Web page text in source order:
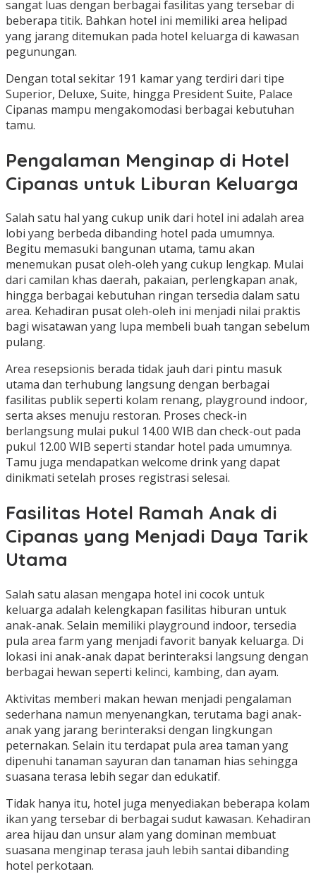
sangat luas dengan berbagai fasilitas yang tersebar di
beberapa titik. Bahkan hotel ini memiliki area helipad
yang jarang ditemukan pada hotel keluarga di kawasan
pegunungan.
Dengan total sekitar 191 kamar yang terdiri dari tipe
Superior, Deluxe, Suite, hingga President Suite, Palace
Cipanas mampu mengakomodasi berbagai kebutuhan
tamu.
Pengalaman Menginap di Hotel
Cipanas untuk Liburan Keluarga
Salah satu hal yang cukup unik dari hotel ini adalah area
lobi yang berbeda dibanding hotel pada umumnya.
Begitu memasuki bangunan utama, tamu akan
menemukan pusat oleh-oleh yang cukup lengkap. Mulai
dari camilan khas daerah, pakaian, perlengkapan anak,
hingga berbagai kebutuhan ringan tersedia dalam satu
area. Kehadiran pusat oleh-oleh ini menjadi nilai praktis
bagi wisatawan yang lupa membeli buah tangan sebelum
pulang.
Area resepsionis berada tidak jauh dari pintu masuk
utama dan terhubung langsung dengan berbagai
fasilitas publik seperti kolam renang, playground indoor,
serta akses menuju restoran. Proses check-in
berlangsung mulai pukul 14.00 WIB dan check-out pada
pukul 12.00 WIB seperti standar hotel pada umumnya.
Tamu juga mendapatkan welcome drink yang dapat
dinikmati setelah proses registrasi selesai.
Fasilitas Hotel Ramah Anak di
Cipanas yang Menjadi Daya Tarik
Utama
Salah satu alasan mengapa hotel ini cocok untuk
keluarga adalah kelengkapan fasilitas hiburan untuk
anak-anak. Selain memiliki playground indoor, tersedia
pula area farm yang menjadi favorit banyak keluarga. Di
lokasi ini anak-anak dapat berinteraksi langsung dengan
berbagai hewan seperti kelinci, kambing, dan ayam.
Aktivitas memberi makan hewan menjadi pengalaman
sederhana namun menyenangkan, terutama bagi anak-
anak yang jarang berinteraksi dengan lingkungan
peternakan. Selain itu terdapat pula area taman yang
dipenuhi tanaman sayuran dan tanaman hias sehingga
suasana terasa lebih segar dan edukatif.
Tidak hanya itu, hotel juga menyediakan beberapa kolam
ikan yang tersebar di berbagai sudut kawasan. Kehadiran
area hijau dan unsur alam yang dominan membuat
suasana menginap terasa jauh lebih santai dibanding
hotel perkotaan.